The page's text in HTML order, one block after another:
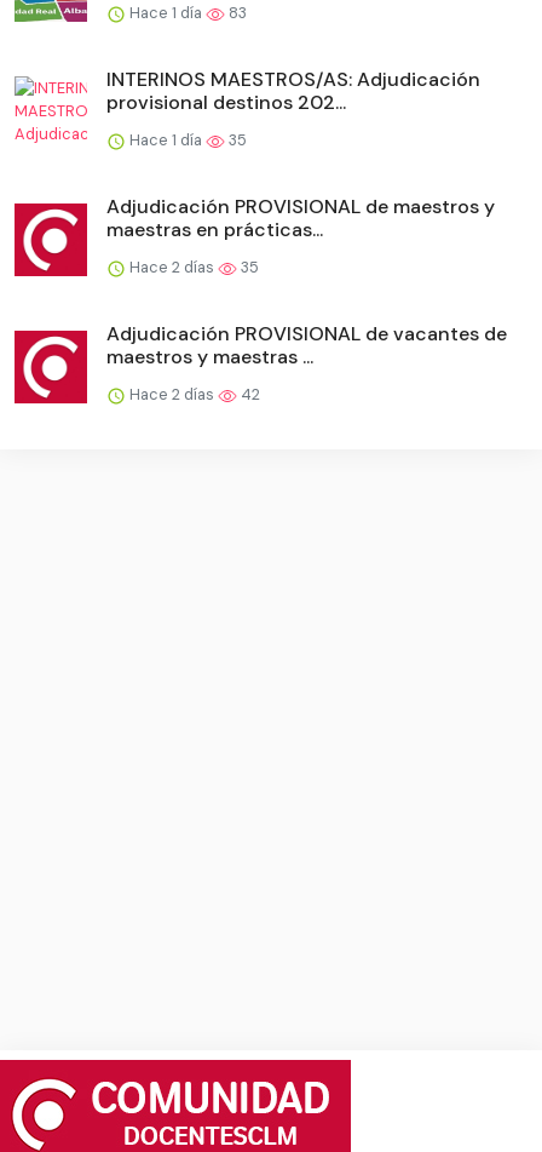
Hace 1 día 83
INTERINOS MAESTROS/AS: Adjudicación
provisional destinos 202...
Hace 1 día 35
Adjudicación PROVISIONAL de maestros y
maestras en prácticas...
Hace 2 días 35
Adjudicación PROVISIONAL de vacantes de
maestros y maestras ...
Hace 2 días 42